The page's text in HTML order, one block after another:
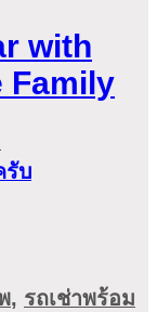
with
Family
, รถเช่าพร้อม